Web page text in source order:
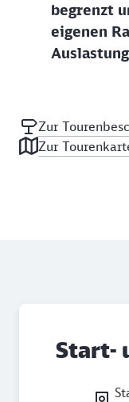
begrenzt
eigenen
Zur
Zur
Start-